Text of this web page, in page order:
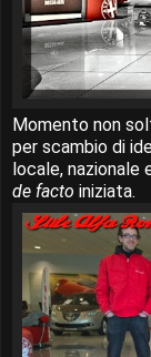
Momento non
per scambio di
locale, nazionale
de facto iniziata.